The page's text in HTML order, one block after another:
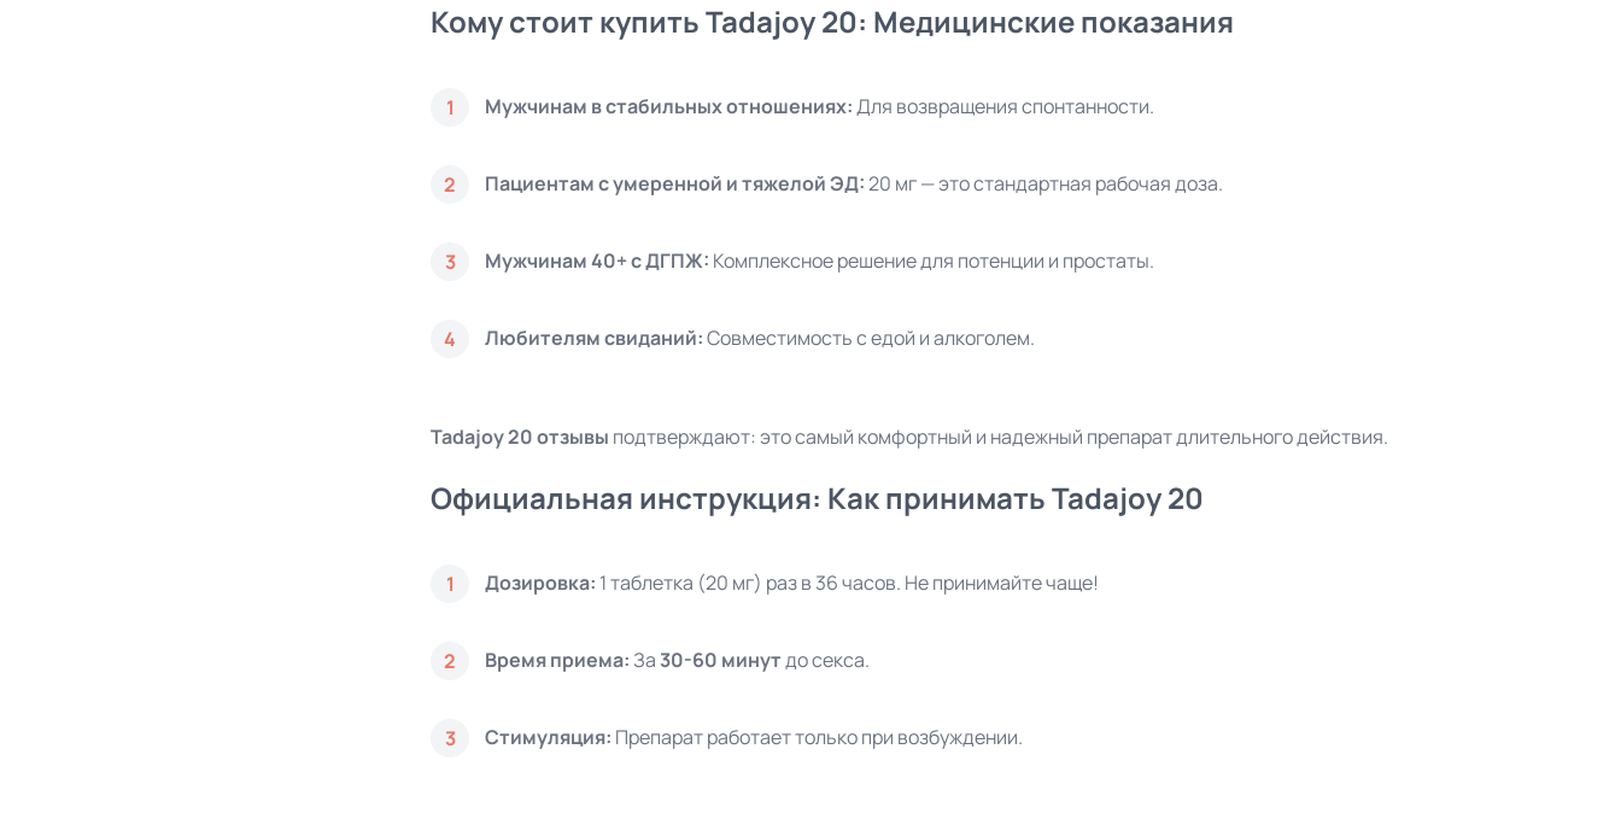
Кому стоит купить Tadajoy 20: Медицинские показания
1 Мужчинам в стабильных отношениях:Для возвращения спонтанности.
2 Пациентам с умеренной и тяжелой ЭД:20 мг — это стандартная рабочая доза.
3 Мужчинам 40+ с ДГПЖ: Комплексное решение для потенции и простаты.
4 Любителям свиданий:Совместимость с едой и алкоголем.
Tadajoy 20 отзывы подтверждают: это самый комфортный и надежный препарат длительного действия.
Официальная инструкция: Как принимать Tadajoy 20
1 Дозировка: 1 таблетка (20 мг) раз в 36 часов. Не принимайте чаще!
2 Время приема: За 30-60 минутдо секса.
3 Стимуляция: Препарат работает только при возбуждении.